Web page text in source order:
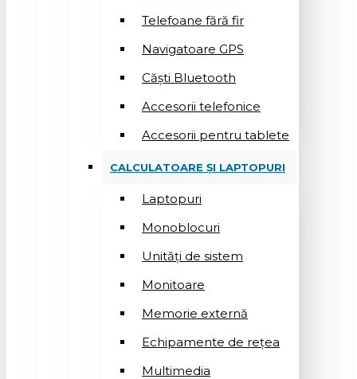
Telefoane fără fir
Navigatoare GPS
Căști Bluetooth
Accesorii telefonice
Accesorii pentru tablete
CALCULATOARE ȘI LAPTOPURI
Laptopuri
Monoblocuri
Unități de sistem
Monitoare
Memorie externă
Echipamente de rețea
Multimedia